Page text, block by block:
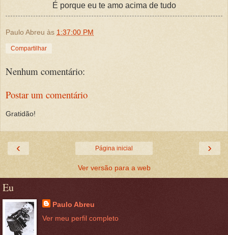
É porque eu te amo acima de tudo
Paulo Abreu às 1:37:00 PM
Compartilhar
Nenhum comentário:
Postar um comentário
Gratidão!
‹ ›
Página inicial
Ver versão para a web
Eu
Paulo Abreu
Ver meu perfil completo